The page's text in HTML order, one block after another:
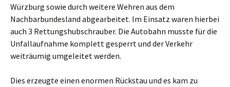
Würzburg sowie durch weitere Wehren aus dem
Nachbarbundesland abgearbeitet. Im Einsatz waren hierbei
auch 3 Rettungshubschrauber. Die Autobahn musste für die
Unfallaufnahme komplett gesperrt und der Verkehr
weiträumig umgeleitet werden.
Dies erzeugte einen enormen Rückstau und es kam zu